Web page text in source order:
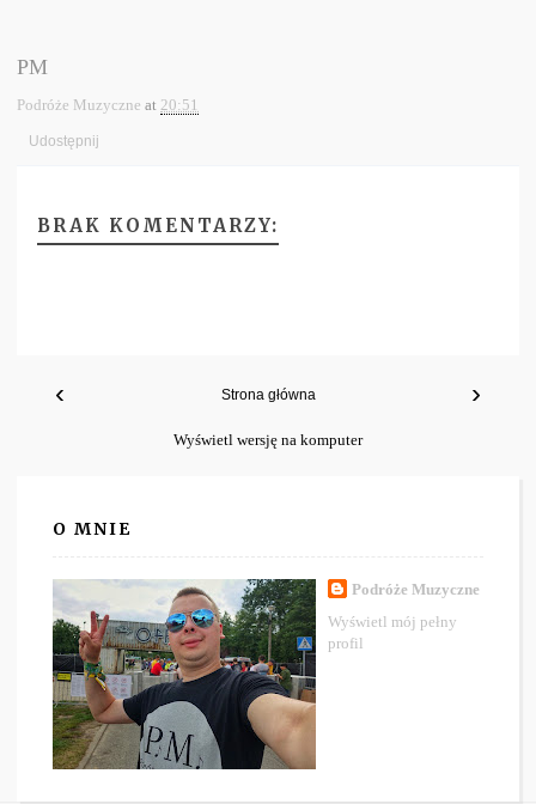
PM
Podróże Muzyczne at 20:51
Udostępnij
BRAK KOMENTARZY:
‹ ›
Strona główna
Wyświetl wersję na komputer
O MNIE
Podróże Muzyczne
Wyświetl mój pełny
profil